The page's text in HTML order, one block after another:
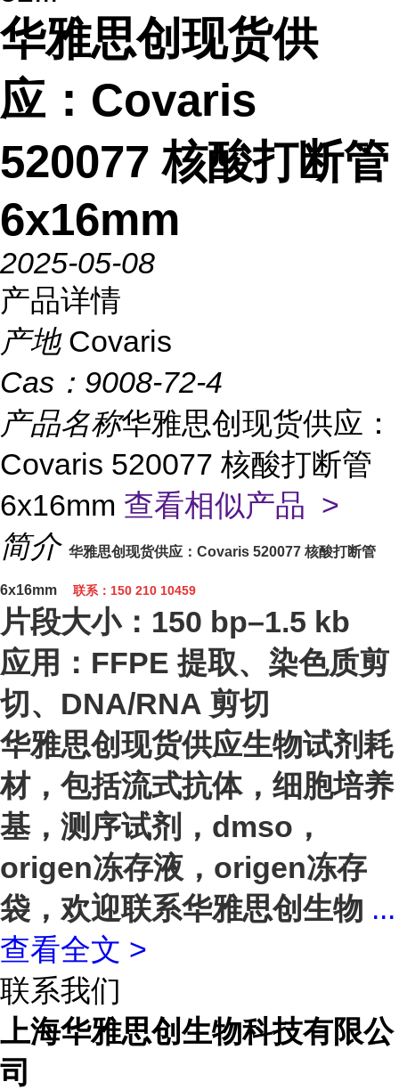
华雅思创现货供
应：Covaris
520077 核酸打断管
6x16mm
2025-05-08
产品详情
产地 Covaris
Cas： 9008-72-4
产品名称华雅思创现货供应：
Covaris 520077 核酸打断管
6x16mm 查看相似产品 >
简介 华雅思创现货供应：Covaris 520077 核酸打断管
6x16mm 联系：150 210 10459
片段大小：150 bp–1.5 kb
应用：FFPE 提取、染色质剪
切、DNA/RNA 剪切
华雅思创现货供应生物试剂耗
材，包括流式抗体，细胞培养
基，测序试剂，dmso，
origen冻存液，origen冻存
袋，欢迎联系华雅思创生物 ...
查看全文 >
联系我们
上海华雅思创生物科技有限公
司